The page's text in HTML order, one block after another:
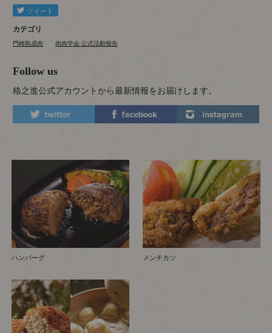
カテゴリ
門崎熟成肉 肉肉学会 公式活動報告
Follow us
格之進公式アカウントから最新情報をお届けします。
ハンバーグ メンチカツ